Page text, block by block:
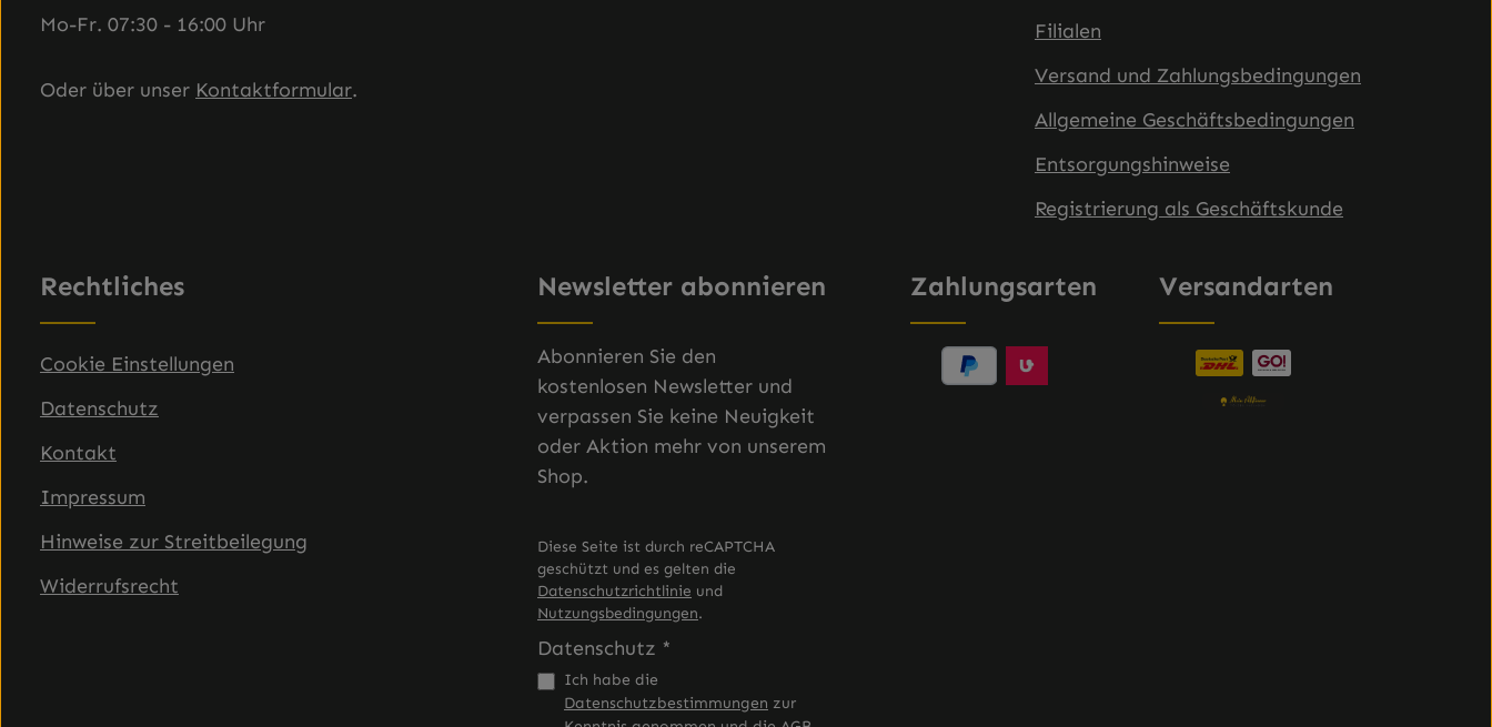
Mo-Fr. 07:30 - 16:00 Uhr
Oder über unser Kontaktformular.
Filialen
Versand und Zahlungsbedingungen
Allgemeine Geschäftsbedingungen
Entsorgungshinweise
Registrierung als Geschäftskunde
Rechtliches
Cookie Einstellungen
Datenschutz
Kontakt
Impressum
Hinweise zur Streitbeilegung
Widerrufsrecht
Newsletter abonnieren
Abonnieren Sie den
kostenlosen Newsletter und
verpassen Sie keine Neuigkeit
oder Aktion mehr von unserem
Shop.
Diese Seite ist durch reCAPTCHA
geschützt und es gelten die
Datenschutzrichtlinie und
Nutzungsbedingungen.
Datenschutz *
Ich habe die
Datenschutzbestimmungen zur
Zahlungsarten Versandarten